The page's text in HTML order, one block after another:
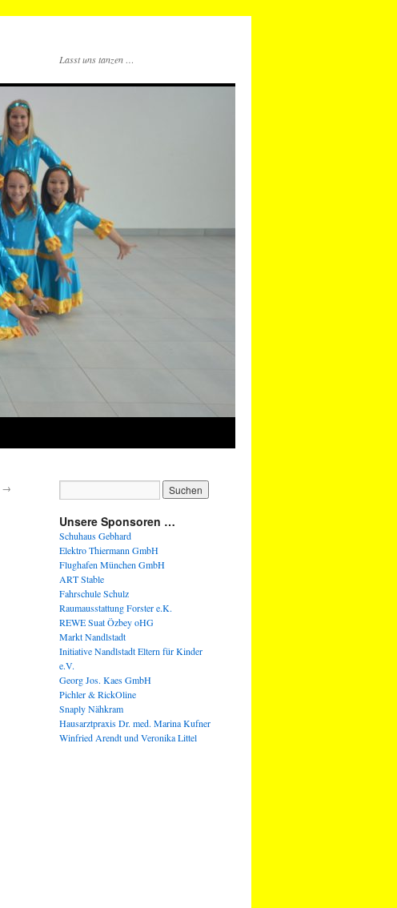
Lasst uns tanzen …
→
Unsere Sponsoren …
Schuhaus Gebhard
Elektro Thiermann GmbH
Flughafen München GmbH
ART Stable
Fahrschule Schulz
Raumausstattung Forster e.K.
REWE Suat Özbey oHG
Markt Nandlstadt
Initiative Nandlstadt Eltern für Kinder
e.V.
Georg Jos. Kaes GmbH
Pichler & RickOline
Snaply Nähkram
Hausarztpraxis Dr. med. Marina Kufner
Winfried Arendt und Veronika Littel